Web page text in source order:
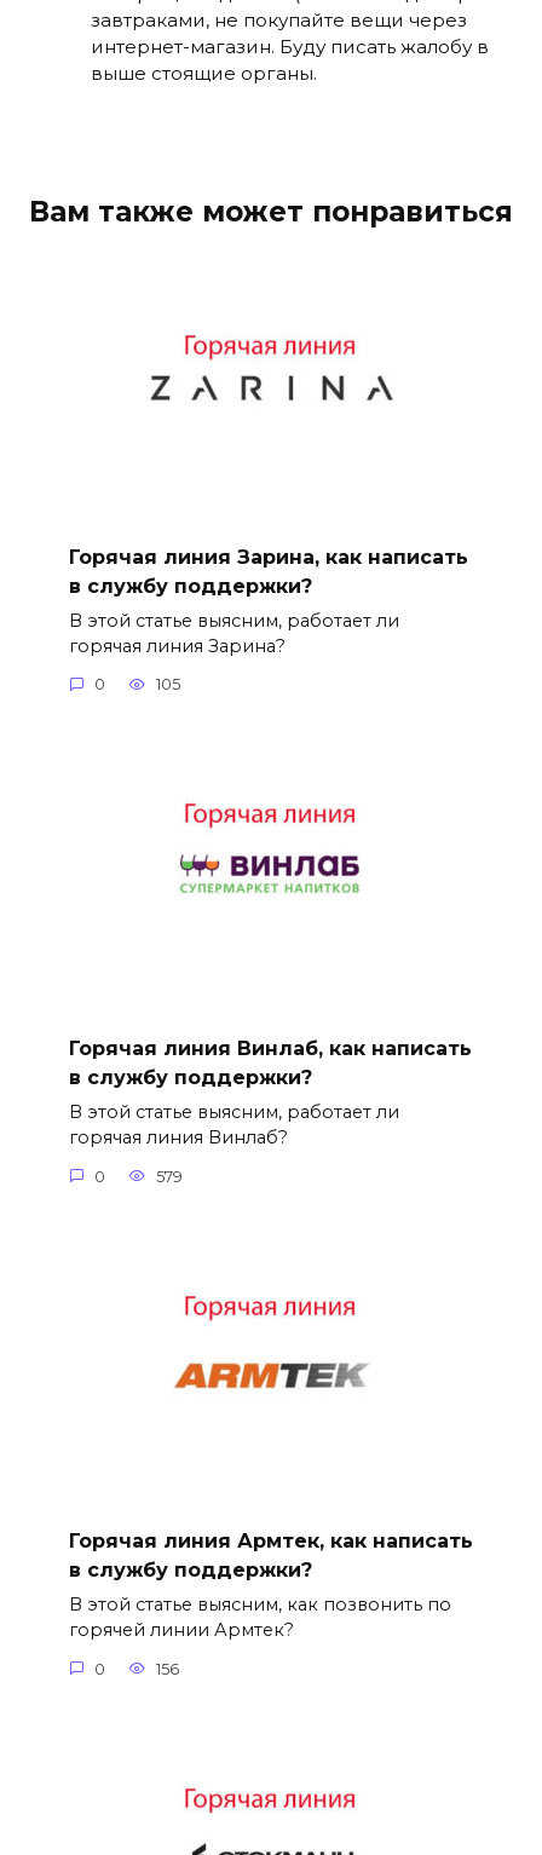
завтраками, не покупайте вещи через
интернет-магазин. Буду писать жалобу в
выше стоящие органы.
Вам также может понравиться
Горячая линия Зарина, как написать
в службу поддержки?
В этой статье выясним, работает ли
горячая линия Зарина?
0 105
Горячая линия Винлаб, как написать
в службу поддержки?
В этой статье выясним, работает ли
горячая линия Винлаб?
0 579
Горячая линия Армтек, как написать
в службу поддержки?
В этой статье выясним, как позвонить по
горячей линии Армтек?
0 156